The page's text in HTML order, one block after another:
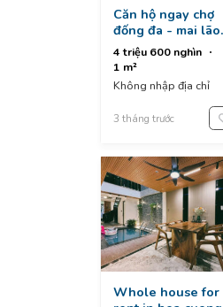
Căn hộ ngay chợ
đống đa - mai lão
bạng - hải châu chỉ
#4tr6
4 triệu 600 nghìn
1 m²
Không nhập địa chỉ
3 tháng trước
Whole house for